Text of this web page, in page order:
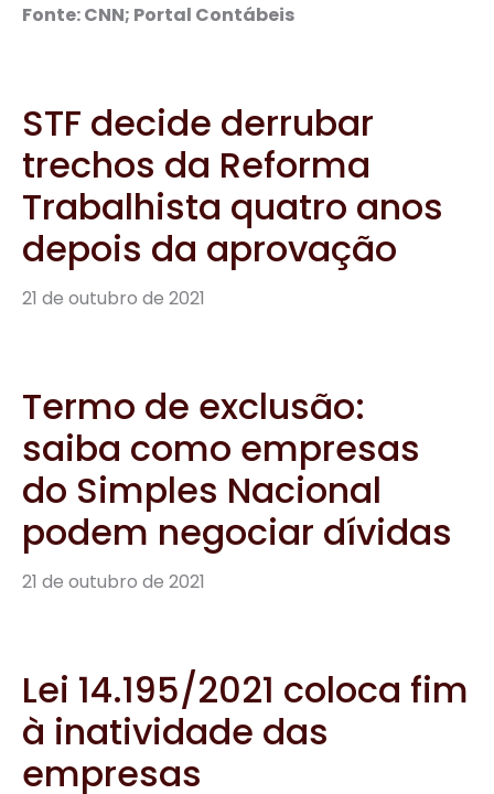
Fonte: CNN; Portal Contábeis
STF decide derrubar
trechos da Reforma
Trabalhista quatro anos
depois da aprovação
21 de outubro de 2021
Termo de exclusão:
saiba como empresas
do Simples Nacional
podem negociar dívidas
21 de outubro de 2021
Lei 14.195/2021 coloca fim
à inatividade das
empresas